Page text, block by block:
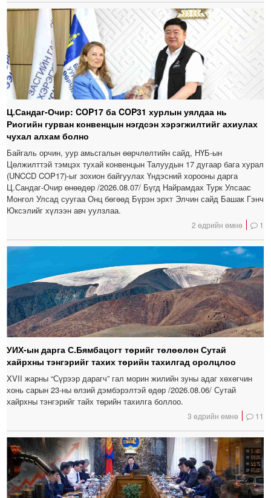
Ц.Сандаг-Очир: COP17 ба COP31 хурлын уялдаа нь
Риогийн гурван конвенцын нэгдсэн хэрэгжилтийг ахиулах
чухал алхам болно
Байгаль орчин, уур амьсгалын өөрчлөлтийн сайд, НҮБ-ын
Цөлжилттэй тэмцэх тухай конвенцын Талуудын 17 дугаар бага хурал
(UNCCD COP17)-ыг зохион байгуулах Үндэсний хорооны дарга
Ц.Сандаг-Очир өнөөдөр /2026.08.07/ Бүгд Найрамдах Турк Улсаас
Монгол Улсад суугаа Онц бөгөөд Бүрэн эрхт Элчин сайд Башак Гэнч
Юксэлийг хүлээн авч уулзлаа.
2 өдрийн өмнө 1
УИХ-ын дарга С.Бямбацогт төрийг төлөөлөн Сутай
хайрхны тэнгэрийг тахих төрийн тахилгад оролцлоо
XVII жарны “Сүрээр дарагч” гал морин жилийн зуны адаг хөхөгчин
хонь сарын 23-ны өлзий дэмбэрэлтэй өдөр /2026.08.06/ Сутай
хайрхны тэнгэрийг тайх төрийн тахилга боллоо.
3 өдрийн өмнө 11